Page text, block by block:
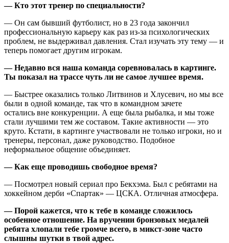
— Кто этот тренер по специальности?
— Он сам бывший футболист, но в 23 года закончил
профессиональную карьеру как раз из-за психологических
проблем, не выдерживал давления. Стал изучать эту тему — и
теперь помогает другим игрокам.
— Недавно вся наша команда соревновалась в картинге.
Ты показал на трассе чуть ли не самое лучшее время.
— Быстрее оказались только Литвинов и Хлусевич, но мы все
были в одной команде, так что в командном зачете
остались вне конкуренции. А еще была рыбалка, и мы тоже
стали лучшими тем же составом. Такие активности — это
круто. Кстати, в картинге участвовали не только игроки, но и
тренеры, персонал, даже руководство. Подобное
неформальное общение объединяет.
— Как еще проводишь свободное время?
— Посмотрел новый сериал про Бекхэма. Был с ребятами на
хоккейном дерби «Спартак» — ЦСКА. Отличная атмосфера.
— Порой кажется, что к тебе в команде сложилось
особенное отношение. На вручении бронзовых медалей
ребята хлопали тебе громче всего, в микст-зоне часто
слышны шутки в твой адрес.